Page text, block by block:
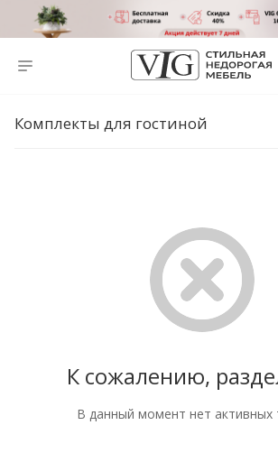
Комплекты для гостиной
К сожалению,
В данный момент нет активных